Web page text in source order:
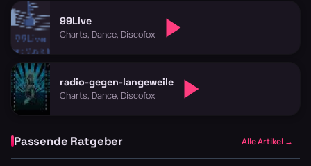
99Live
Charts, Dance, Discofox
radio-gegen-langeweile
Charts, Dance, Discofox
Passende Ratgeber Alle Artikel →